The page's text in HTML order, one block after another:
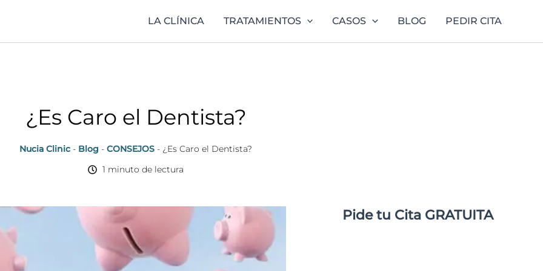
LA CLÍNICA TRATAMIENTOS CASOS BLOG PEDIR CITA
¿Es Caro el Dentista?
Nucia Clinic - Blog - CONSEJOS - ¿Es Caro el Dentista?
1 minuto de lectura
Pide tu Cita GRATUITA